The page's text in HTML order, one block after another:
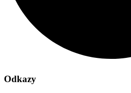
Odkazy